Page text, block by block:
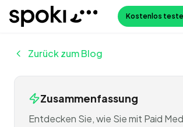
Spoki Kostenlos
Zurück zum Blog
Zusammenfassung
Entdecken Sie, wie Sie mit Paid